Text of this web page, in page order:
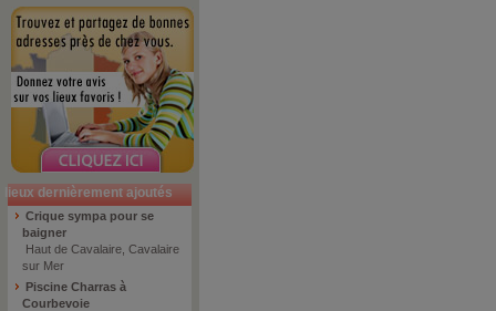
lieux dernièrement ajoutés
Crique sympa pour se
baigner
Haut de Cavalaire, Cavalaire
sur Mer
Piscine Charras à
Courbevoie